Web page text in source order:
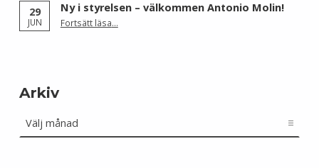
29
JUN
Ny i styrelsen – välkommen Antonio Molin!
Fortsätt läsa“Ny i styrelsen – välkommen Antonio Molin!”
…
Arkiv